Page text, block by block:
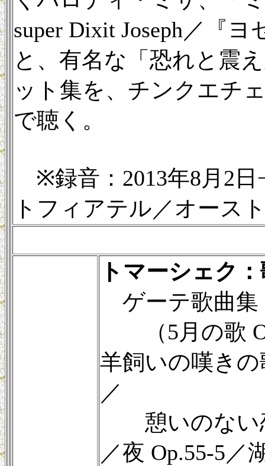
super Dixit Joseph／『
と、有名な「恐れと震
ット集を、チンクエチ
で聴く。
※録音：2013年8月2日
トフィアテル／オース
トマーシェク
ゲーテ歌曲集
（5月の歌
羊飼いの嘆きの
／
憩いのない
／夜 Op.55-5／